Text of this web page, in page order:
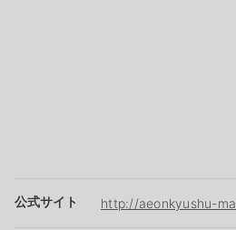
公式サイト http://aeonkyushu-